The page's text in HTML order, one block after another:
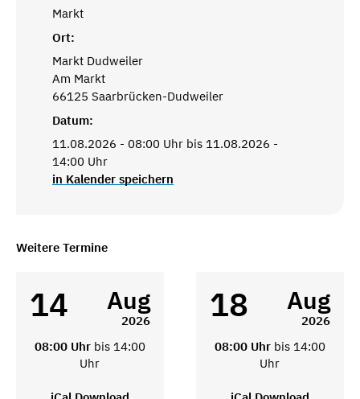
Markt
Ort:
Markt Dudweiler
Am Markt
66125 Saarbrücken-Dudweiler
Datum:
11.08.2026 - 08:00 Uhr bis 11.08.2026 -
14:00 Uhr
in Kalender speichern
Weitere Termine
14 Aug
2026
08:00 Uhr bis 14:00
Uhr
18 Aug
2026
08:00 Uhr bis 14:00
Uhr